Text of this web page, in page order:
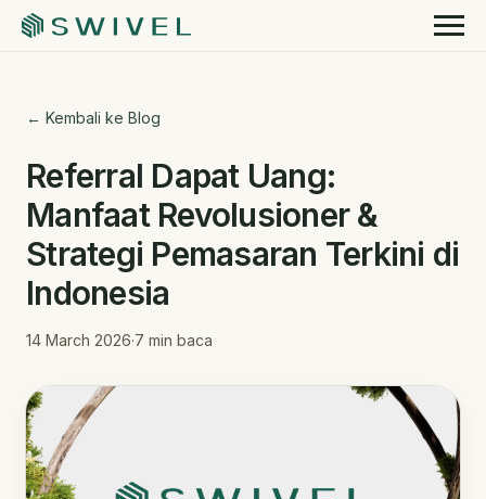
← Kembali ke Blog
Referral Dapat Uang:
Manfaat Revolusioner &
Strategi Pemasaran Terkini di
Indonesia
14 March 2026·7 min baca